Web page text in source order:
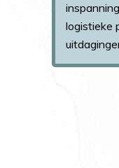
logistieke